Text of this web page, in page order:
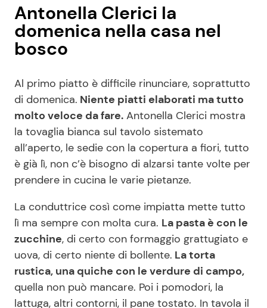
Antonella Clerici la
domenica nella casa nel
bosco
Al primo piatto è difficile rinunciare, soprattutto
di domenica. Niente piatti elaborati ma tutto
molto veloce da fare. Antonella Clerici mostra
la tovaglia bianca sul tavolo sistemato
all’aperto, le sedie con la copertura a fiori, tutto
è già lì, non c’è bisogno di alzarsi tante volte per
prendere in cucina le varie pietanze.
La conduttrice così come impiatta mette tutto
lì ma sempre con molta cura. La pasta è con le
zucchine, di certo con formaggio grattugiato e
uova, di certo niente di bollente. La torta
rustica, una quiche con le verdure di campo,
quella non può mancare. Poi i pomodori, la
lattuga, altri contorni, il pane tostato. In tavola il